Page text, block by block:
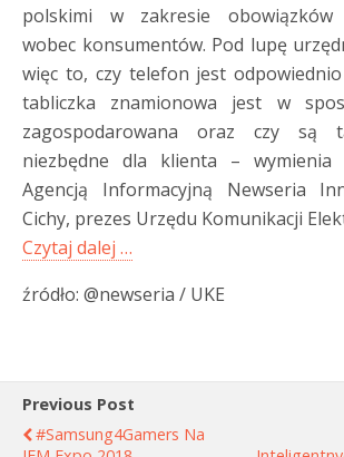
polskimi w zakresie obowiązków
wobec konsumentów. Pod lupę
więc to, czy telefon jest
tabliczka znamionowa jest w
zagospodarowana oraz czy są
niezbędne dla klienta –
Agencją Informacyjną Newseria
Cichy, prezes Urzędu Komunikacji
Czytaj dalej …
źródło: @newseria / UKE
Previous Post
#Samsung4Gamers Na